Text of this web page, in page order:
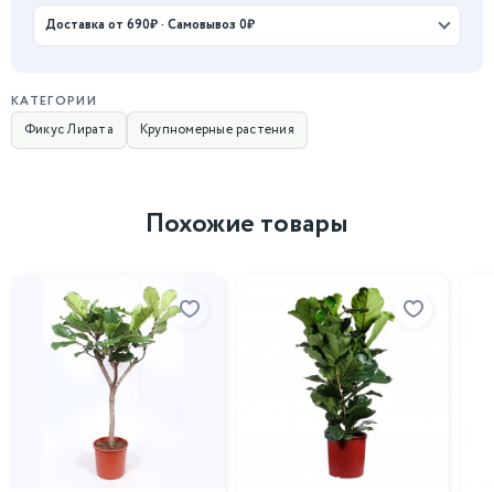
Доставка от 690₽ · Самовывоз 0₽
КАТЕГОРИИ
Фикус Лирата Крупномерные растения
Похожие товары